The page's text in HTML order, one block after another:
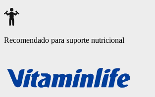
Recomendado para suporte nutricional